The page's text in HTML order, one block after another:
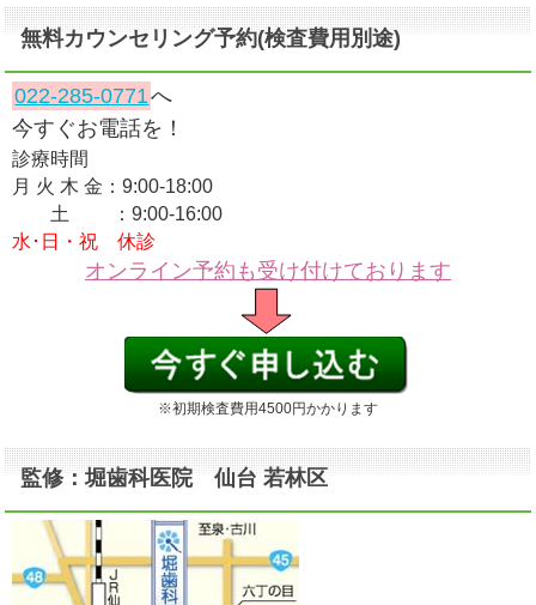
無料カウンセリング予約(検査費用別途)
022-285-0771へ
今すぐお電話を！
診療時間
月 火 木 金：9:00-18:00
土 ：9:00-16:00
水･日・祝 休診
オンライン予約も受け付けております
※初期検査費用4500円かかります
監修：堀歯科医院 仙台 若林区